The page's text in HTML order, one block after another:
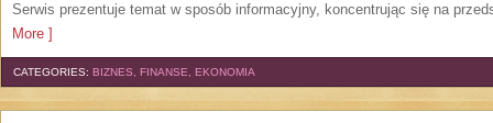
Serwis prezentuje temat w sposób informacyjny, koncentrując się na
More ]
CATEGORIES: BIZNES, FINANSE, EKONOMIA